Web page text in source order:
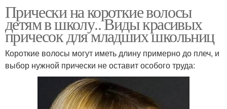
Прически на короткие волосы
детям в школу.. Виды красивых
причесок для младших школьниц
Короткие волосы могут иметь длину примерно до плеч, и
выбор нужной прически не оставит особого труда: